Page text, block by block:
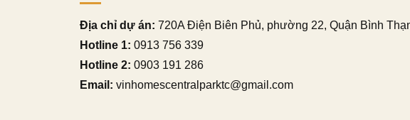
Địa chỉ dự án: 720A Điện Biên Phủ, phường 22, Quận Bình
Hotline 1: 0913 756 339
Hotline 2: 0903 191 286
Email: vinhomescentralparktc@gmail.com